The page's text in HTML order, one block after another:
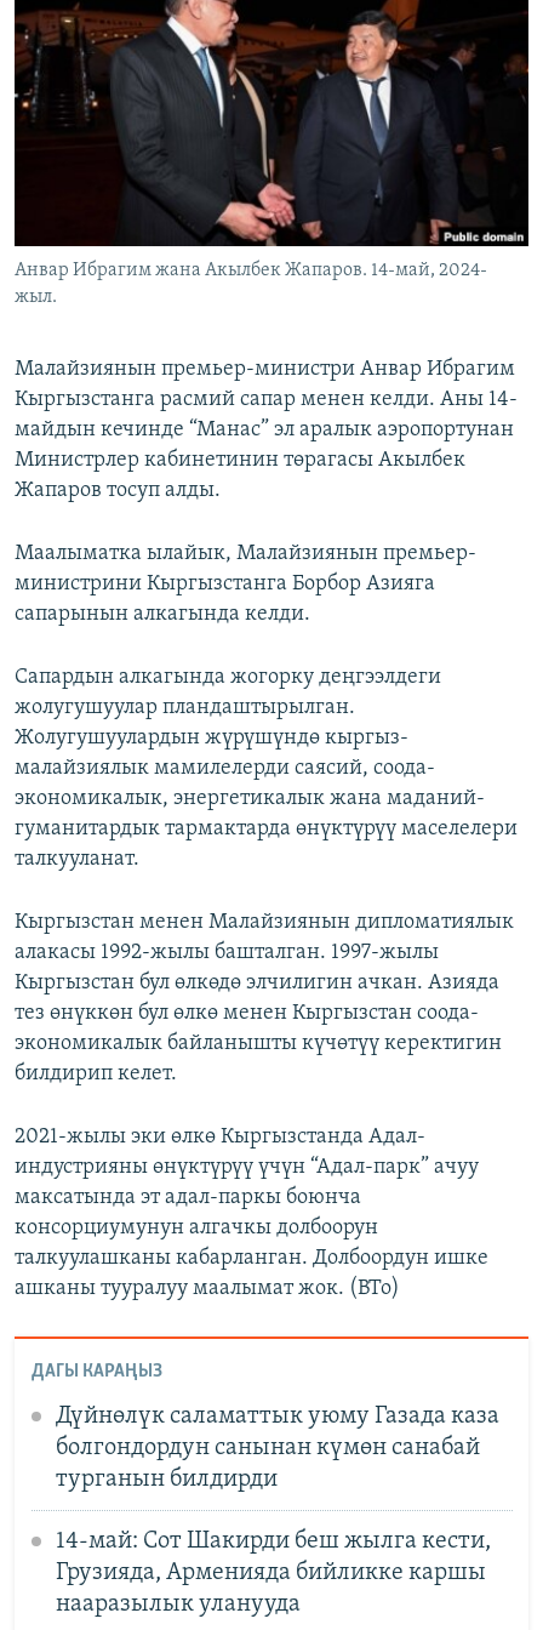
ЭЖЕ-СИҢДИЛЕР
ЫҢГАЙСЫЗ СУРООЛОР
ОНЛАЙН ШЕРИНЕ
ЭЕ/АРнун бардык сайттары
Анвар Ибрагим жана Акылбек Жапаров. 14-май, 2024-
жыл.
Малайзиянын премьер-министри Анвар Ибрагим
Кыргызстанга расмий сапар менен келди. Аны 14-
майдын кечинде “Манас” эл аралык аэропортунан
Министрлер кабинетинин төрагасы Акылбек
Жапаров тосуп алды.
Маалыматка ылайык, Малайзиянын премьер-
министрини Кыргызстанга Борбор Азияга
сапарынын алкагында келди.
Сапардын алкагында жогорку деңгээлдеги
жолугушуулар пландаштырылган.
Жолугушуулардын жүрүшүндө кыргыз-
малайзиялык мамилелерди саясий, соода-
экономикалык, энергетикалык жана маданий-
гуманитардык тармактарда өнүктүрүү маселелери
талкууланат.
Кыргызстан менен Малайзиянын дипломатиялык
алакасы 1992-жылы башталган. 1997-жылы
Кыргызстан бул өлкөдө элчилигин ачкан. Азияда
тез өнүккөн бул өлкө менен Кыргызстан соода-
экономикалык байланышты күчөтүү керектигин
билдирип келет.
2021-жылы эки өлкө Кыргызстанда Адал-
индустрияны өнүктүрүү үчүн “Адал-парк” ачуу
максатында эт адал-паркы боюнча
консорциумунун алгачкы долбоорун
талкуулашканы кабарланган. Долбоордун ишке
ашканы тууралуу маалымат жок. (BTo)
ДАГЫ КАРАҢЫЗ
Дүйнөлүк саламаттык уюму Газада каза
болгондордун санынан күмөн санабай
турганын билдирди
14-май: Сот Шакирди беш жылга кести,
Грузияда, Арменияда бийликке каршы
нааразылык уланууда